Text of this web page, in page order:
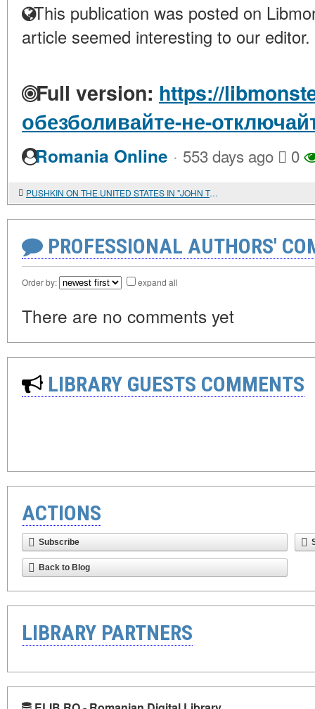
This publication was posted on
article seemed interesting to our editor.
Full version: https://
обезболивайте-не-
Romania Online · 553 days ago 0
PUSHKIN ON THE UNITED STATES IN "JOHN TANNER"
PROFESSIONAL AUTHORS'
Order by: expand all
There are no comments yet
LIBRARY GUESTS COMMENTS
ACTIONS
Subscribe
Back to Blog
LIBRARY PARTNERS